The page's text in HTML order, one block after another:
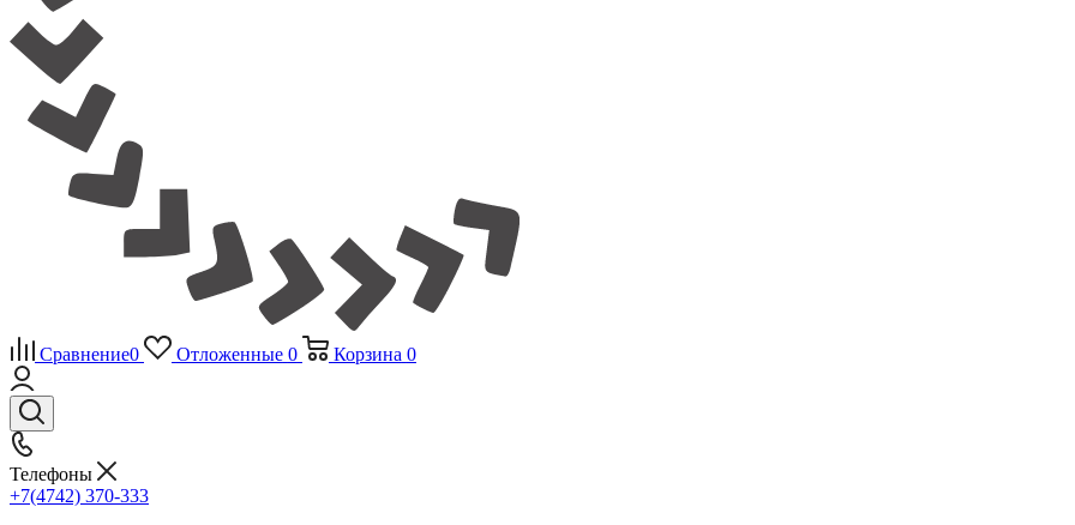
Сравнение0 Отложенные 0 Корзина 0
Телефоны
+7(4742) 370-333